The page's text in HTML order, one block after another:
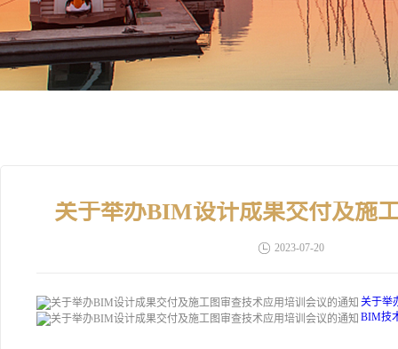
关于举办BIM设计成果交付及施
2023-07-20
关于举
BIM技